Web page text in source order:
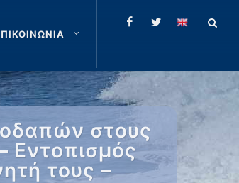
στους
Εντοπισμός
τους –